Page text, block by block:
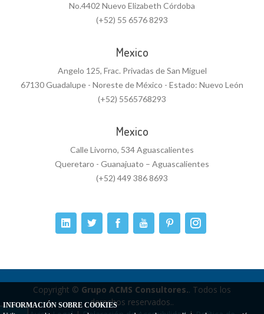
No.4402 Nuevo Elizabeth Córdoba
(+52) 55 6576 8293
Mexico
Angelo 125, Frac. Privadas de San Miguel
67130 Guadalupe - Noreste de México - Estado: Nuevo León
(+52) 5565768293
Mexico
Calle Livorno, 534 Aguascalientes
Queretaro - Guanajuato – Aguascalientes
(+52) 449 386 8693
Copyright © Grupo ACMS Consultores.. Todos los
derechos reservados..
INFORMACIÓN SOBRE COOKIES